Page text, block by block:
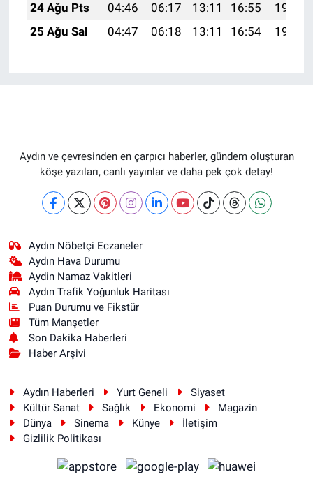
24 Ağu Pts
04:46 06:17 13:11 16:55
19:55
25 Ağu Sal
04:47 06:18 13:11 16:54 19:54
Aydın ve çevresinden en çarpıcı haberler, gündem oluşturan
köşe yazıları, canlı yayınlar ve daha pek çok detay!
Aydın Nöbetçi Eczaneler
Aydın Hava Durumu
Aydin Namaz Vakitleri
Aydın Trafik Yoğunluk Haritası
Puan Durumu ve Fikstür
Tüm Manşetler
Son Dakika Haberleri
Haber Arşivi
Aydın Haberleri Yurt Geneli
Siyaset
Kültür Sanat
Sağlık Ekonomi
Magazin
Dünya
Sinema Künye
İletişim
Gizlilik Politikası